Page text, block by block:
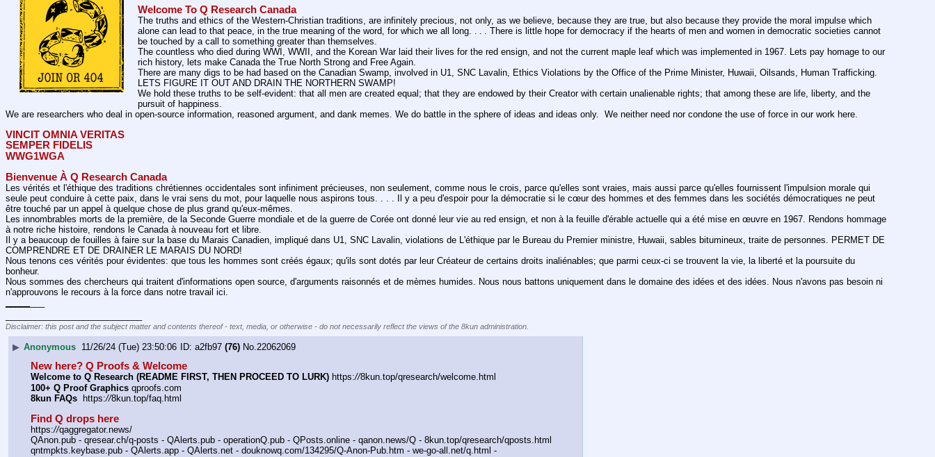
Welcome To Q Research Canada
The truths and ethics of the Western-Christian traditions, are infinitely precious, not only, as we believe, because they are true, but also because they provide the moral impulse which
alone can lead to that peace, in the true meaning of the word, for which we all long. . . . There is little hope for democracy if the hearts of men and women in democratic societies cannot
be touched by a call to something greater than themselves.
The countless who died during WWI, WWII, and the Korean War laid their lives for the red ensign, and not the current maple leaf which was implemented in 1967. Lets pay homage to our
rich history, lets make Canada the True North Strong and Free Again.
There are many digs to be had based on the Canadian Swamp, involved in U1, SNC Lavalin, Ethics Violations by the Office of the Prime Minister, Huwaii, Oilsands, Human Trafficking.
LETS FIGURE IT OUT AND DRAIN THE NORTHERN SWAMP!
We hold these truths to be self-evident: that all men are created equal; that they are endowed by their Creator with certain unalienable rights; that among these are life, liberty, and the
pursuit of happiness.
We are researchers who deal in open-source information, reasoned argument, and dank memes. We do battle in the sphere of ideas and ideas only.  We neither need nor condone the use of force in our work here.
VINCIT OMNIA VERITAS
SEMPER FIDELIS
WWG1WGA
Bienvenue À Q Research Canada
Les vérités et l'éthique des traditions chrétiennes occidentales sont infiniment précieuses, non seulement, comme nous le crois, parce qu'elles sont vraies, mais aussi parce qu'elles fournissent l'impulsion morale qui
seule peut conduire à cette paix, dans le vrai sens du mot, pour laquelle nous aspirons tous. . . . Il y a peu d'espoir pour la démocratie si le cœur des hommes et des femmes dans les sociétés démocratiques ne peut
être touché par un appel à quelque chose de plus grand qu'eux-mêmes.
Les innombrables morts de la première, de la Seconde Guerre mondiale et de la guerre de Corée ont donné leur vie au red ensign, et non à la feuille d'érable actuelle qui a été mise en œuvre en 1967. Rendons hommage
à notre riche histoire, rendons le Canada à nouveau fort et libre.
Il y a beaucoup de fouilles à faire sur la base du Marais Canadien, impliqué dans U1, SNC Lavalin, violations de L'éthique par le Bureau du Premier ministre, Huwaii, sables bitumineux, traite de personnes. PERMET DE
COMPRENDRE ET DE DRAINER LE MARAIS DU NORD!
Nous tenons ces vérités pour évidentes: que tous les hommes sont créés égaux; qu'ils sont dotés par leur Créateur de certains droits inaliénables; que parmi ceux-ci se trouvent la vie, la liberté et la poursuite du
bonheur.
Nous sommes des chercheurs qui traitent d'informations open source, d'arguments raisonnés et de mèmes humides. Nous nous battons uniquement dans le domaine des idées et des idées. Nous n'avons pas besoin ni
n'approuvons le recours à la force dans notre travail ici.
Disclaimer: this post and the subject matter and contents thereof - text, media, or otherwise - do not necessarily reflect the views of the 8kun administration.
▶ Anonymous 11/26/24 (Tue) 23:50:06 a2fb97 (76) No.22062069
New here? Q Proofs & Welcome
Welcome to Q Research (README FIRST, THEN PROCEED TO LURK) https://8kun.top/qresearch/welcome.html
100+ Q Proof Graphics qproofs.com
8kun FAQs
  https:
//8kun.top/faq.html
Find Q drops here
https://qaggregator.news/
QAnon.pub - qresear.ch/q-posts - QAlerts.pub - operationQ.pub - QPosts.online - qanon.news/Q - 8kun.top/qresearch/qposts.html
qntmpkts.keybase.pub - QAlerts.app - QAlerts.net - douknowq.com/134295/Q-Anon-Pub.htm - we-go-all.net/q.html -